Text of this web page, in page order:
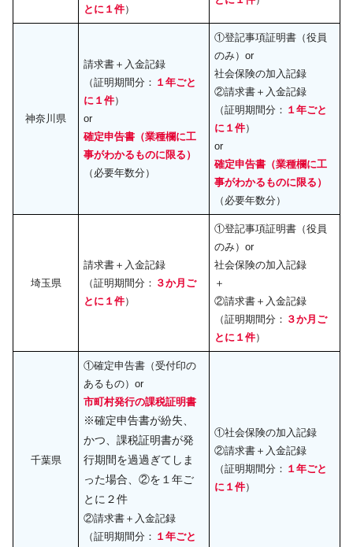
とに１件）
神奈川県
請求書＋入金記録
（証明期間分： １年ごと
に１件）
or
確定申告書（業種欄に工
事がわかるものに限る）
（必要年数分）
①登記事項証明書（役員
のみ）or
社会保険の加入記録
②請求書＋入金記録
（証明期間分： １年ごと
に１件）
or
確定申告書（業種欄に工
事がわかるものに限る）
（必要年数分）
埼玉県
請求書＋入金記録
（証明期間分： ３か月ご
とに１件）
①登記事項証明書（役員
のみ）or
社会保険の加入記録
＋
②請求書＋入金記録
（証明期間分： ３か月ご
とに１件）
千葉県
①確定申告書（受付印の
あるもの）or
市町村発行の課税証明書
※確定申告書が紛失、
かつ、課税証明書が発
行期間を過過ぎてしま
った場合、②を１年ご
とに２件
②請求書＋入金記録
（証明期間分： １年ごと
①社会保険の加入記録
②請求書＋入金記録
（証明期間分： １年ごと
に１件）